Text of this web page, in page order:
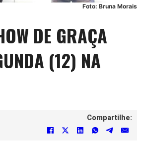
Foto: Bruna Morais
DE GRAÇA
(12) NA
Compartilhe: